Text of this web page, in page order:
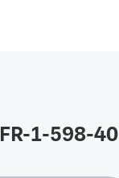
FR-1-598-40